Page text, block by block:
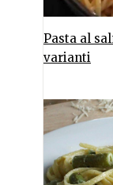
Pasta al
varianti